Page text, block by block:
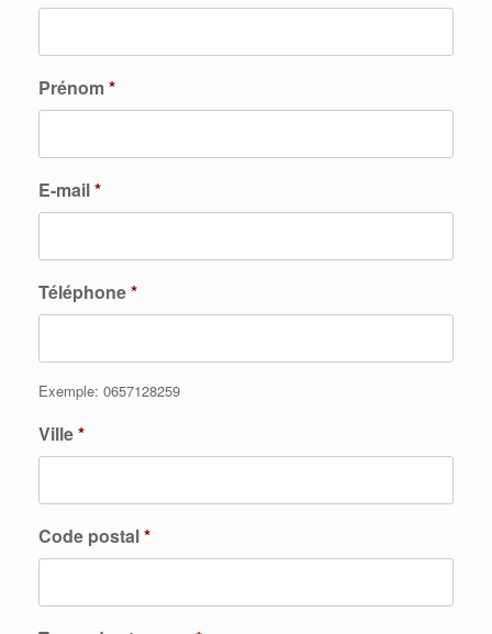
Prénom*
E-mail*
Téléphone*
Exemple: 0657128259
Ville*
Code postal*